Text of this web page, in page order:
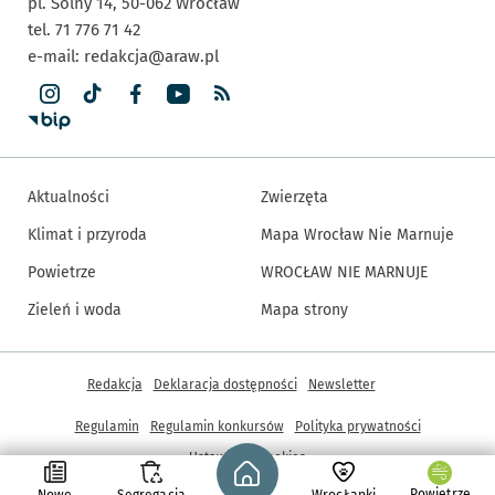
Strona główna - wroclaw.pl
tel. 71 776 71 42
e-mail: redakcja@araw.pl
Aktualności
Klimat i przyroda
Powietrze
Zieleń i woda
Zwierzęta
Mapa Wrocław Nie Marnuje
WROCŁAW NIE MARNUJE
Mapa strony
Inne informacje
Redakcja Deklaracja dostępności Newsletter
Regulamin Regulamin konkursów
Polityka prywatności
Ustawienia cookies